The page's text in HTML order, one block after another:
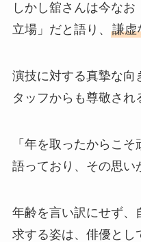
しかし舘さんは今な
立場」だと語り、 謙虚
演技に対する真摯な向
タッフからも尊敬され
「年を取ったからこ
語っており、その思い
年齢を言い訳にせず、
求する姿は、俳優とし